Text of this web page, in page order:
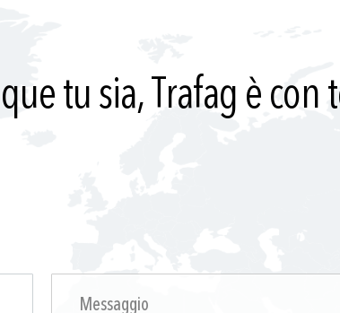
tu sia, Trafag è con